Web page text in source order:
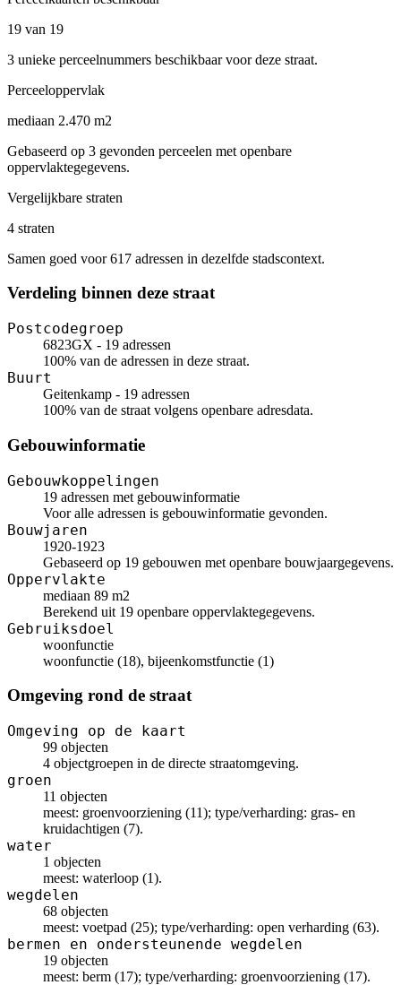
19 van 19
3 unieke perceelnummers beschikbaar voor deze straat.
Perceeloppervlak
mediaan 2.470 m2
Gebaseerd op 3 gevonden perceelen met openbare
oppervlaktegegevens.
Vergelijkbare straten
4 straten
Samen goed voor 617 adressen in dezelfde stadscontext.
Verdeling binnen deze straat
Postcodegroep
6823GX - 19 adressen
100% van de adressen in deze straat.
Buurt
Geitenkamp - 19 adressen
100% van de straat volgens openbare adresdata.
Gebouwinformatie
Gebouwkoppelingen
19 adressen met gebouwinformatie
Voor alle adressen is gebouwinformatie gevonden.
Bouwjaren
1920-1923
Gebaseerd op 19 gebouwen met openbare bouwjaargegevens.
Oppervlakte
mediaan 89 m2
Berekend uit 19 openbare oppervlaktegegevens.
Gebruiksdoel
woonfunctie
woonfunctie (18), bijeenkomstfunctie (1)
Omgeving rond de straat
Omgeving op de kaart
99 objecten
4 objectgroepen in de directe straatomgeving.
groen
11 objecten
meest: groenvoorziening (11); type/verharding: gras- en
kruidachtigen (7).
water
1 objecten
meest: waterloop (1).
wegdelen
68 objecten
meest: voetpad (25); type/verharding: open verharding (63).
bermen en ondersteunende wegdelen
19 objecten
meest: berm (17); type/verharding: groenvoorziening (17).